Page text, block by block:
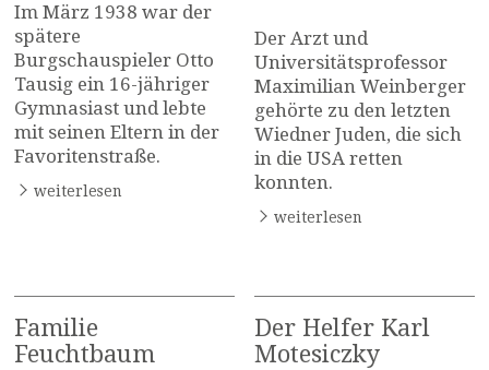
Im März 1938 war der
spätere
Burgschauspieler Otto
Tausig ein 16-jähriger
Gymnasiast und lebte
mit seinen Eltern in der
Favoritenstraße.
weiterlesen
Der Arzt und
Universitätsprofessor
Maximilian Weinberger
gehörte zu den letzten
Wiedner Juden, die sich
in die USA retten
konnten.
weiterlesen
Familie
Feuchtbaum
Der Helfer Karl
Motesiczky